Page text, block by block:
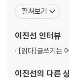
- 나의 무지를 인지하라
- 나는 나를 어떻게
- 읽는 사람만이 손에
- 3색 볼펜으로 거침
4장 일 잘하는 사람
스’를 공동 창업해
영하며 디자이너,
며, 실무자들에게
펼쳐보기
이진선 인터뷰
[읽다]글쓰기는
이진선의 다른